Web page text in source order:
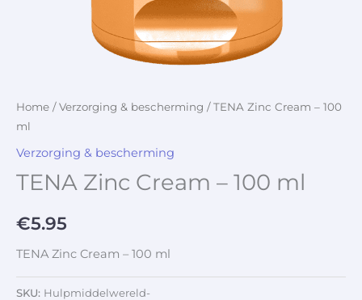
Home /Verzorging & bescherming / TENA Zinc Cream – 100
ml
Verzorging & bescherming
TENA Zinc Cream – 100 ml
€5.95
TENA Zinc Cream – 100 ml
SKU: Hulpmiddelwereld-